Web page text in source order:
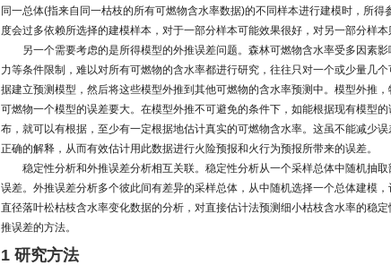
同一总体(指来自同一枯枝的所有可燃物含水率数据)的不同样本进行建模时，所
度会过多依赖所选择的建模样本，对于一部分样本可能效果很好，对另一部分样本
另一个需要考虑的是所得模型的外推误差问题。森林可燃物含水率受多因素
力等条件限制，难以对所有可燃物的含水率都进行研究，往往只对一个或少量几
据建立预测模型，然后将这些模型外推到其他可燃物的含水率预测中。模型外推
可燃物一个模型的误差要大。在模型外推不可避免的条件下，如能根据现有模型
布，就可以有根据，至少有一定根据地估计真实的可燃物含水率。这虽不能减少
正确的解释，从而有效估计用此数据进行火险预报和火行为预报所带来的误差。
稳定性分析和外推误差分析相互关联。稳定性分析从一个采样总体中随机抽
误差。外推误差分析多个彼此间有差异的采样总体，从中随机选择一个总体建模
直径落叶松枯枝含水率变化数据的分析，对直接估计法预测细小枯枝含水率的稳
推误差的方法。
1 研究方法